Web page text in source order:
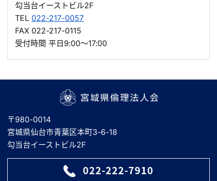
勾当台イーストビル2F
TEL 022-217-0057
FAX 022-217-0115
受付時間 平日9:00～17:00
〒980-0014
宮城県仙台市青葉区本町3-6-18
勾当台イーストビル2F
022-222-7910